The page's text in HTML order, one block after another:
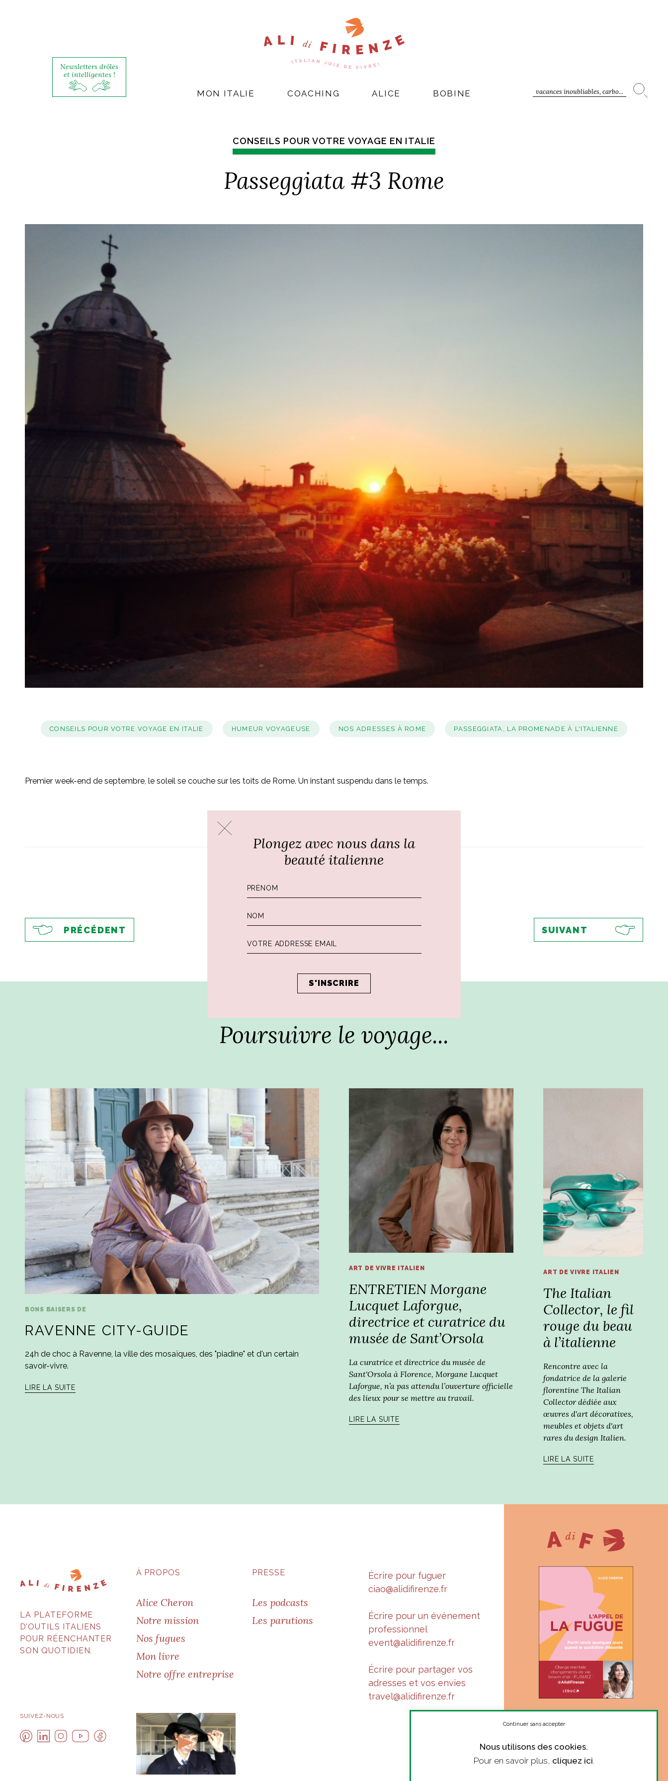
Newsletters drôles
et intelligentes !
vacances inoubliables, carbo...
MON ITALIE COACHING ALICE BOBINE
CONSEILS POUR VOTRE VOYAGE EN ITALIE
Passeggiata #3 Rome
CONSEILS POUR VOTRE VOYAGE EN ITALIE HUMEUR VOYAGEUSE NOS ADRESSES À ROME PASSEGGIATA, LA PROMENADE À L'ITALIENNE
Premier week-end de septembre, le soleil se couche sur les toits de Rome. Un instant suspendu dans le temps.
PRÉCÉDENT SUIVANT
Poursuivre le voyage...
BONS BAISERS DE
RAVENNE CITY-GUIDE
24h de choc à Ravenne, la ville des mosaïques, des "piadine" et d'un certain
savoir-vivre.
LIRE LA SUITE
ART DE VIVRE ITALIEN
ENTRETIEN Morgane
Lucquet Laforgue,
directrice et curatrice du
musée de Sant’Orsola
La curatrice et directrice du musée de
Sant'Orsola à Florence, Morgane Lucquet
Laforgue, n’a pas attendu l’ouverture officielle
des lieux pour se mettre au travail.
LIRE LA SUITE
ART DE VIVRE ITALIEN
The Italian
Collector, le fil
rouge du beau
à l’italienne
Rencontre avec la
fondatrice de la galerie
florentine The Italian
Collector dédiée aux
œuvres d'art décoratives,
meubles et objets d'art
rares du design Italien.
LIRE LA SUITE
LA PLATEFORME
D’OUTILS ITALIENS
POUR RÉENCHANTER
SON QUOTIDIEN.
À PROPOS
Alice Cheron
Notre mission
Nos fugues
Mon livre
Notre offre entreprise
PRESSE
Les podcasts
Les parutions
Écrire pour fuguer
ciao@alidifirenze.fr
Écrire pour un événement
professionnel
event@alidifirenze.fr
Écrire pour partager vos
adresses et vos envies
travel@alidifirenze.fr
SUIVEZ-NOUS
« Suis-je à ma juste place ?
Le ton complice et sincère
se poser la question. »
Marie Robert, philosophe
Plongez avec nous dans la
beauté italienne
Nous utilisons des cookies.
Pour en savoir plus, cliquez ici.
Continuer sans accepter